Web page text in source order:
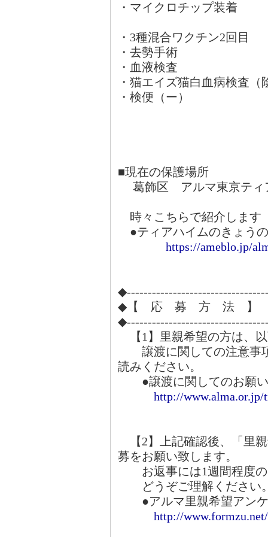
・マイクロチップ装着
・3種混合ワクチン2回目
・去勢手術
・血液検査
・猫エイズ猫白血病検査
・検便（ー）
■現在の保護場所
葛飾区 アルマ東京ティ
時々こちらで紹介します
●ティアハイムのきょう
https://ameblo.jp/
◆【 応 募 方 法 】
【1】里親希望の方は、
譲渡に関しての注意事
読みください。
●譲渡に関してのお願い
http://
【2】上記確認後、「里
募をお願い致します。
お返事には1週間程度の
どうぞご理解ください
●アルマ里親希望アンケ
http://